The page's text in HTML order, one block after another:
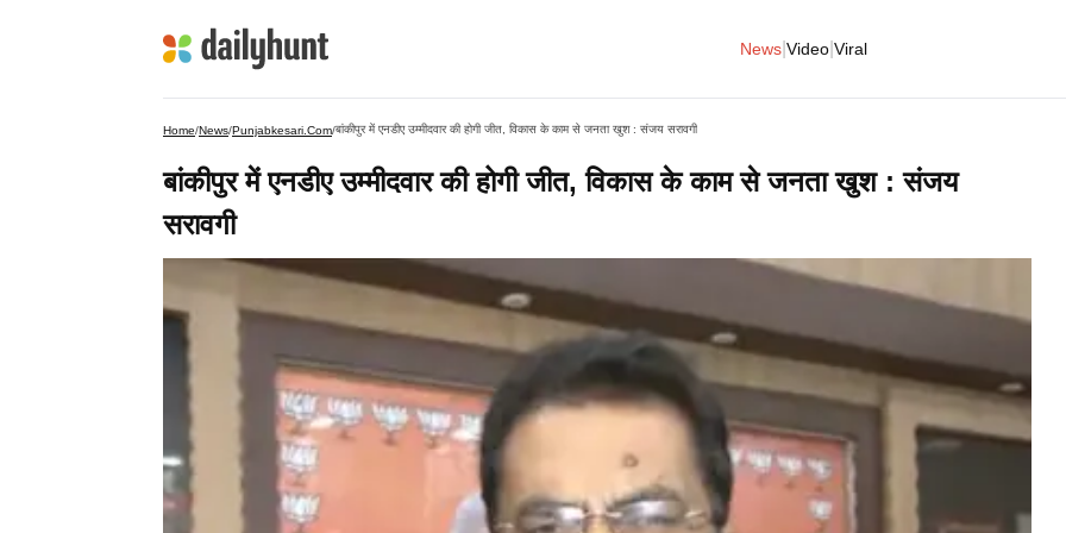
News Video Viral
Home/News/Punjabkesari.com/बांकीपुर में एनडीए उम्मीदवार की होगी जीत, विकास के काम से जनता खुश : संजय सरावगी
बांकीपुर में एनडीए उम्मीदवार की होगी जीत, विकास के काम से जनता खुश : संजय
सरावगी